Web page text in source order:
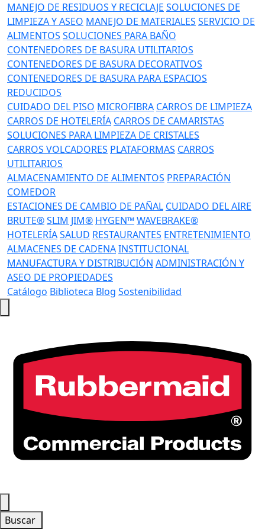
MANEJO DE RESIDUOS Y RECICLAJE SOLUCIONES DE
LIMPIEZA Y ASEO MANEJO DE MATERIALES SERVICIO DE
ALIMENTOS SOLUCIONES PARA BAÑO
CONTENEDORES DE BASURA UTILITARIOS
CONTENEDORES DE BASURA DECORATIVOS
CONTENEDORES DE BASURA PARA ESPACIOS
REDUCIDOS
CUIDADO DEL PISO MICROFIBRA CARROS DE LIMPIEZA
CARROS DE HOTELERÍA CARROS DE CAMARISTAS
SOLUCIONES PARA LIMPIEZA DE CRISTALES
CARROS VOLCADORES PLATAFORMAS CARROS
UTILITARIOS
ALMACENAMIENTO DE ALIMENTOS PREPARACIÓN
COMEDOR
ESTACIONES DE CAMBIO DE PAÑAL CUIDADO DEL AIRE
BRUTE®SLIM JIM® HYGEN™WAVEBRAKE®
HOTELERÍASALUD RESTAURANTES ENTRETENIMIENTO
ALMACENES DE CADENAINSTITUCIONAL
MANUFACTURA Y DISTRIBUCIÓN ADMINISTRACIÓN Y
ASEO DE PROPIEDADES
Catálogo Biblioteca Blog Sostenibilidad
Buscar